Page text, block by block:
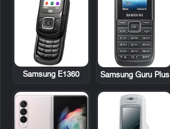
Samsung Guru Plus
Samsung E1360